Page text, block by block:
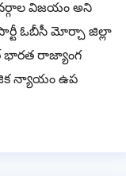
విజయం అని
ఓబీసీ మోర్చా జిల్లా
భారత రాజ్యాంగ
న్యాయం ఉప